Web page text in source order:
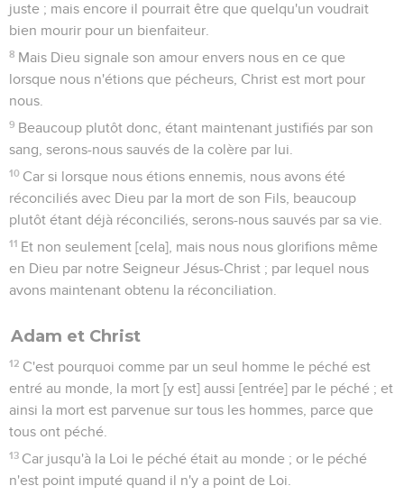
juste ; mais encore il pourrait être que quelqu'un voudrait
bien mourir pour un bienfaiteur.
8 Mais Dieu signale son amour envers nous en ce que
lorsque nous n'étions que pécheurs, Christ est mort pour
nous.
9 Beaucoup plutôt donc, étant maintenant justifiés par son
sang, serons-nous sauvés de la colère par lui.
10 Car si lorsque nous étions ennemis, nous avons été
réconciliés avec Dieu par la mort de son Fils, beaucoup
plutôt étant déjà réconciliés, serons-nous sauvés par sa vie.
11 Et non seulement [cela], mais nous nous glorifions même
en Dieu par notre Seigneur Jésus-Christ ; par lequel nous
avons maintenant obtenu la réconciliation.
Adam et Christ
12 C'est pourquoi comme par un seul homme le péché est
entré au monde, la mort [y est] aussi [entrée] par le péché ; et
ainsi la mort est parvenue sur tous les hommes, parce que
tous ont péché.
13 Car jusqu'à la Loi le péché était au monde ; or le péché
n'est point imputé quand il n'y a point de Loi.